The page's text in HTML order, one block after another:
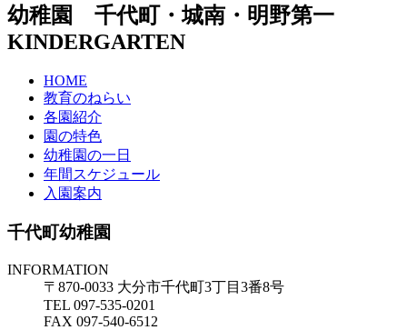
幼稚園 千代町・城南・明野第一
KINDERGARTEN
HOME
教育のねらい
各園紹介
園の特色
幼稚園の一日
年間スケジュール
入園案内
千代町幼稚園
INFORMATION
〒870-0033 大分市千代町3丁目3番8号
TEL 097-535-0201
FAX 097-540-6512